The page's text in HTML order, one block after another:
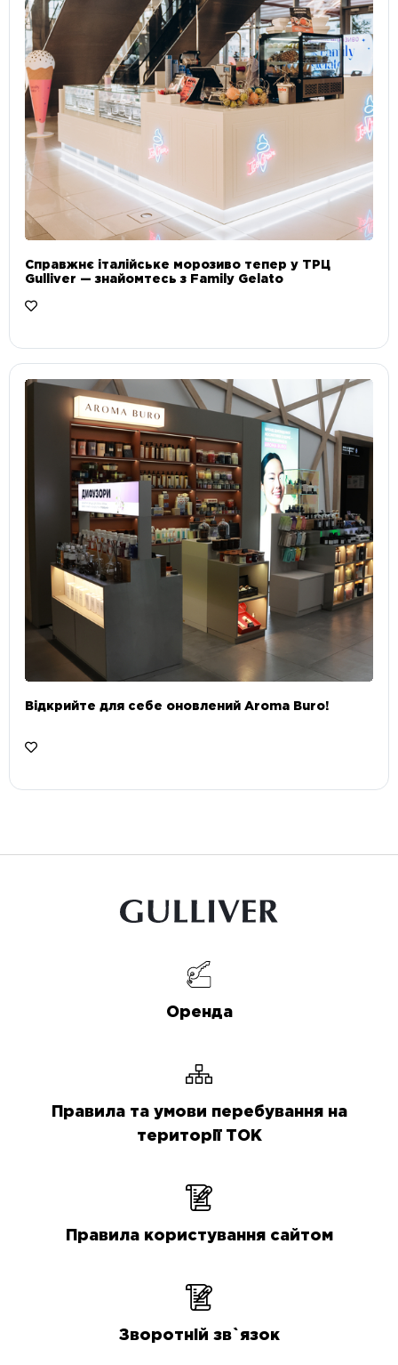
Справжнє італійське морозиво тепер у ТРЦ
Gulliver — знайомтесь з Family Gelato
Відкрийте для себе оновлений Aroma Buro! ⠀
Оренда
Правила та умови перебування на
території ТОК
Правила користування сайтом
Зворотній зв`язок